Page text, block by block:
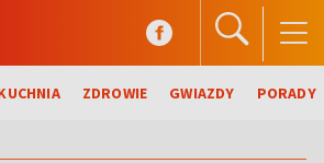
ZDROWIE GWIAZDY PORADY